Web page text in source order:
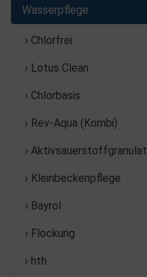
Wasserpflege
› Chlorfrei
› Lotus Clean
› Chlorbasis
› Rev-Aqua (Kombi)
› Aktivsauerstoffgranulat
› Kleinbeckenpflege
› Bayrol
› Flockung
› hth